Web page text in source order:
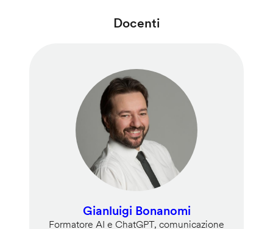
Docenti
Gianluigi Bonanomi
Formatore AI e ChatGPT, comunicazione